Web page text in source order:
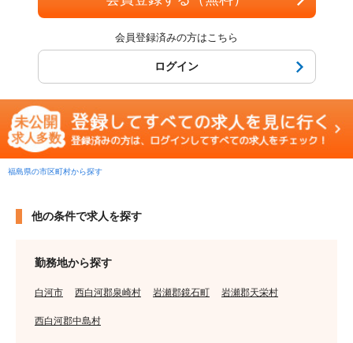
会員登録済みの方はこちら
ログイン
福島県の市区町村から探す
他の条件で求人を探す
勤務地から探す
白河市 西白河郡泉崎村 岩瀬郡鏡石町 岩瀬郡天栄村
西白河郡中島村